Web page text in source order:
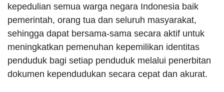
kepedulian semua warga negara Indonesia baik
pemerintah, orang tua dan seluruh masyarakat,
sehingga dapat bersama-sama secara aktif untuk
meningkatkan pemenuhan kepemilikan identitas
penduduk bagi setiap penduduk melalui penerbitan
dokumen kependudukan secara cepat dan akurat.